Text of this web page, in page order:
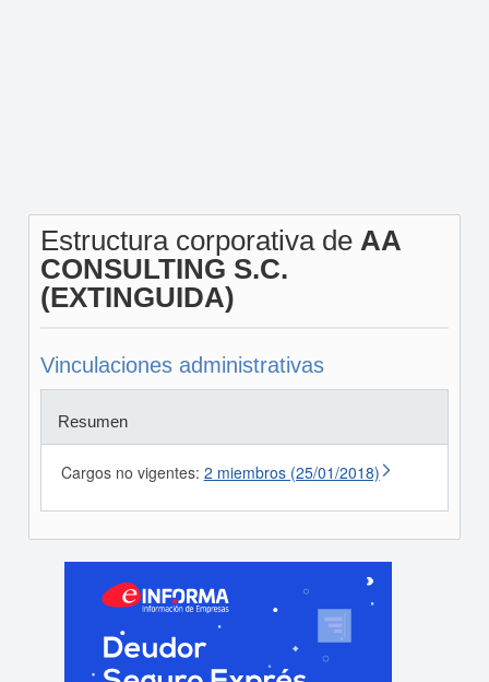
Estructura corporativa de AA
CONSULTING S.C.
(EXTINGUIDA)
Vinculaciones administrativas
Resumen
Cargos no vigentes: 2 miembros (25/01/2018)